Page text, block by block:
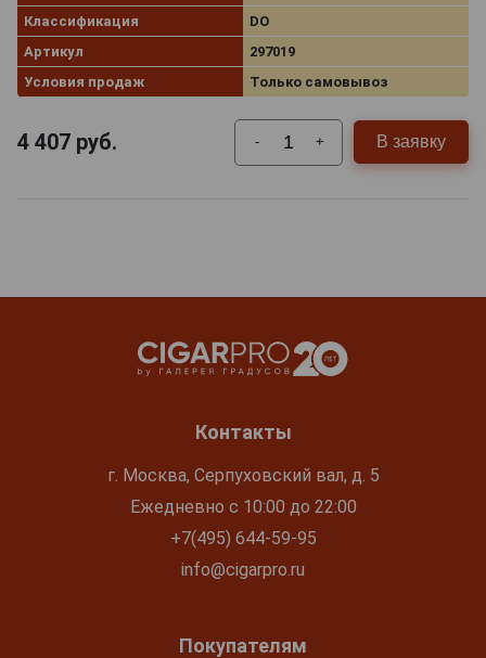
Классификация
DO
Артикул
297019
Условия продаж
Только самовывоз
4 407 руб. - + В заявку
Контакты
г. Москва, Серпуховский вал, д. 5
Ежедневно с 10:00 до 22:00
+7(495) 644-59-95
info@cigarpro.ru
Покупателям